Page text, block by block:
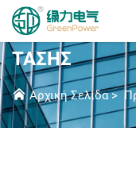
Προϊόντα
SIVACON
ΤΆΣΗΣ
Αρχική Σελίδα>